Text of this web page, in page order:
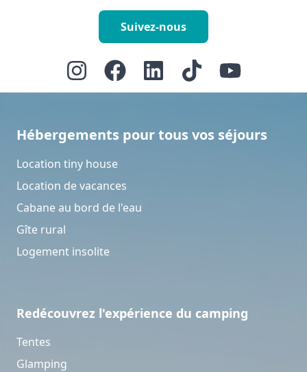
Suivez-nous
Hébergements pour tous vos séjours
Location tiny house
Location de vacances
Cabane au bord de l'eau
Gîte rural
Logement insolite
Redécouvrez l'expérience du camping
Tentes
Glamping